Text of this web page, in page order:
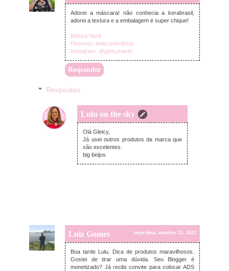
Adorei a máscara! não conhecia a kerabrasil,
adorei a textura e a embalagem é super chique!
Beleza Nerd
Pinterest: belezanerdblog
Instagram: @gleicyhaner
Responder
Respostas
Lulu on the sky
terça-feira, outubro 25, 2022
Olá Gleicy,
Já usei outros produtos da marca que
são excelentes.
big beijos
Luiz Gomes terça-feira, outubro 25, 2022
Boa tarde Lulu. Dica de produtos maravilhosos.
Gostei de tirar uma dúvida. Seu Blogger é
monetizado? Já recibi convite para colocar ADS